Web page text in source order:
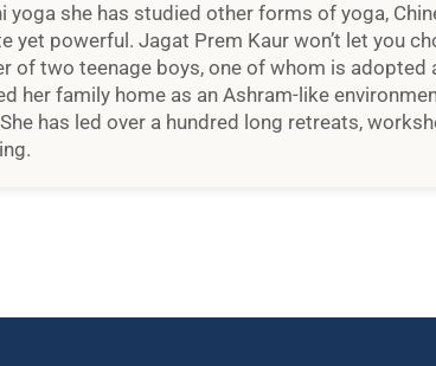
she has studied other forms of yoga,
powerful. Jagat Prem Kaur won’t let you
of two teenage boys, one of whom is
her family home as an Ashram-like
has led over a hundred long retreats,